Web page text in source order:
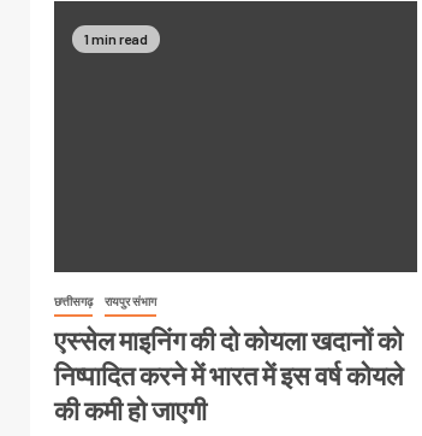
1 min read
छत्तीसगढ़ रायपुर संभाग
एस्सेल माइनिंग की दो कोयला खदानों को
निष्पादित करने में भारत में इस वर्ष कोयले
की कमी हो जाएगी